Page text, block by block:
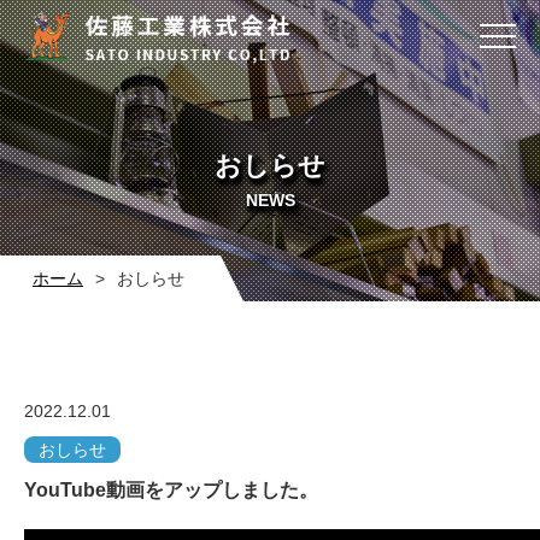
おしらせ
NEWS
ホーム > おしらせ
2022.12.01
おしらせ
YouTube動画をアップしました。